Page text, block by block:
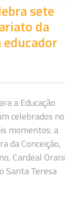
sete
da
educador
a Educação
celebrados no
momentos: a
da Conceição,
Cardeal Orani
Santa Teresa